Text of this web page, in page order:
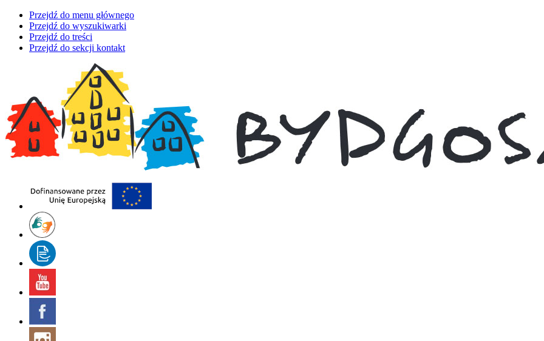
Przejdź do menu głównego
Przejdź do wyszukiwarki
Przejdź do treści
Przejdź do sekcji kontakt